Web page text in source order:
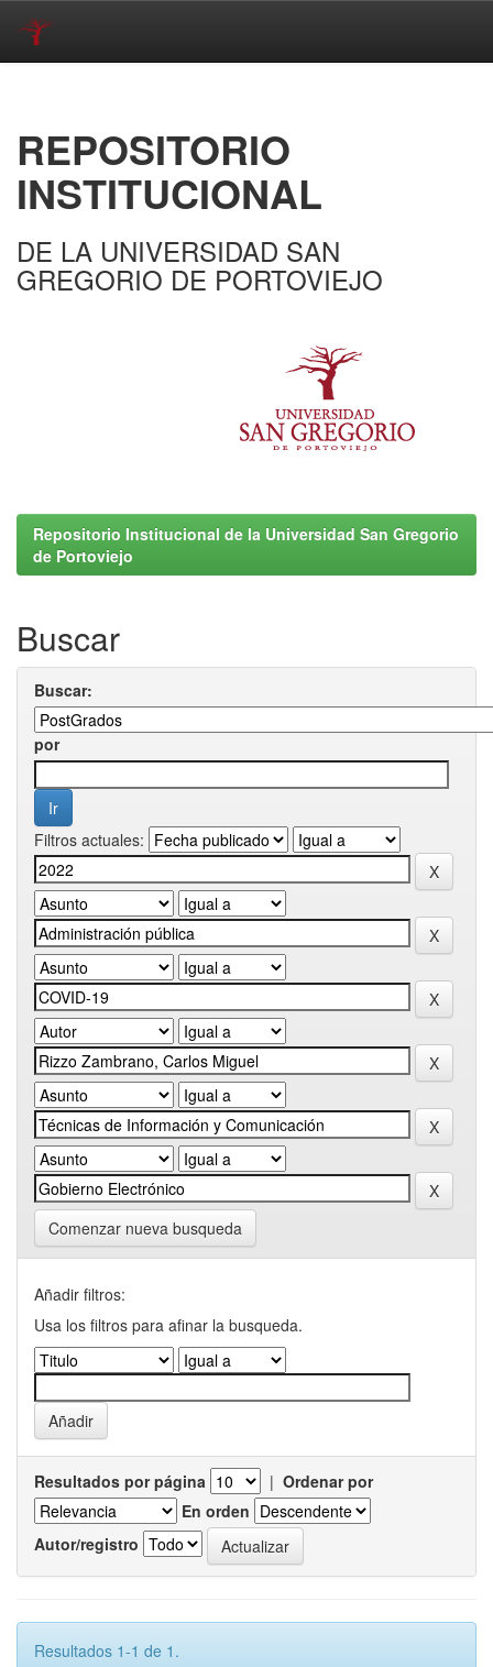
REPOSITORIO
INSTITUCIONAL
DE LA UNIVERSIDAD SAN
GREGORIO DE PORTOVIEJO
Repositorio Institucional de la Universidad San Gregorio
de Portoviejo
Buscar
Buscar:
por
Filtros actuales:
Comenzar nueva busqueda
Añadir filtros:
Usa los filtros para afinar la busqueda.
Resultados por página | Ordenar por
En orden
Autor/registro
Resultados 1-1 de 1.